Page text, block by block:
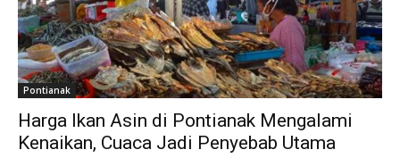
Pontianak
Harga Ikan Asin di Pontianak Mengalami
Kenaikan, Cuaca Jadi Penyebab Utama